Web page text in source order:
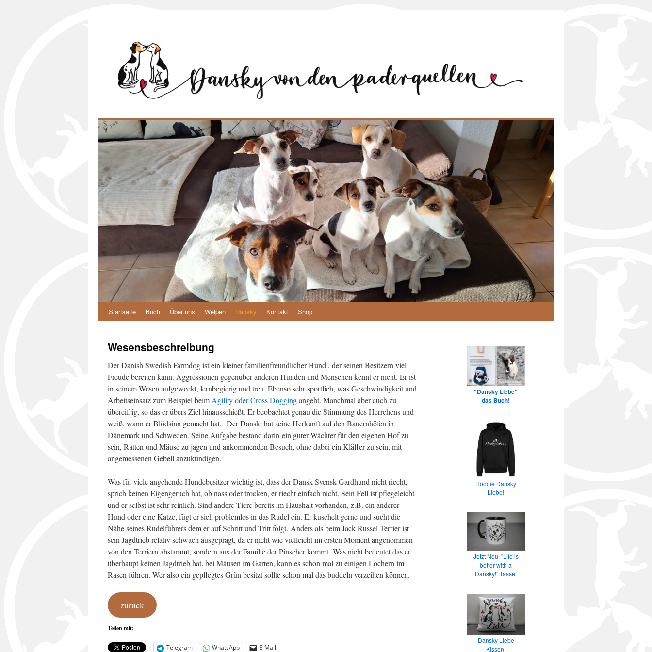
Zum
springen
Startseite Buch Über uns Welpen Dansky Kontakt Shop
Wesensbeschreibung
Der Danish Swedish Farmdog ist ein kleiner familienfreundlicher Hund , der seinen Besitzern viel
Freude bereiten kann. Aggressionen gegenüber anderen Hunden und Menschen kennt er nicht. Er ist
in seinem Wesen aufgeweckt, lernbegierig und treu. Ebenso sehr sportlich, was Geschwindigkeit und
Arbeitseinsatz zum Beispiel beim Agility oder Cross Doggingangeht. Manchmal aber auch zu
übereifrig, so das er übers Ziel hinausschießt. Er beobachtet genau die Stimmung des Herrchens und
weiß, wann er Blödsinn gemacht hat. Der Danski hat seine Herkunft auf den Bauernhöfen in
Dänemark und Schweden. Seine Aufgabe bestand darin ein guter Wächter für den eigenen Hof zu
sein, Ratten und Mäuse zu jagen und ankommenden Besuch, ohne dabei ein Kläffer zu sein, mit
angemessenen Gebell anzukündigen.
Was für viele angehende Hundebesitzer wichtig ist, dass der Dansk Svensk Gardhund nicht riecht,
sprich keinen Eigengeruch hat, ob nass oder trocken, er riecht einfach nicht. Sein Fell ist pflegeleicht
und er selbst ist sehr reinlich. Sind andere Tiere bereits im Haushalt vorhanden, z.B. ein anderer
Hund oder eine Katze, fügt er sich problemlos in das Rudel ein. Er kuschelt gerne und sucht die
Nähe seines Rudelführers dem er auf Schritt und Tritt folgt. Anders als beim Jack Russel Terrier ist
sein Jagdtrieb relativ schwach ausgeprägt, da er nicht wie vielleicht im ersten Moment angenommen
von den Terriern abstammt, sondern aus der Familie der Pinscher kommt. Was nicht bedeutet das er
überhaupt keinen Jagdtrieb hat. bei Mäusen im Garten, kann es schon mal zu einigen Löchern im
Rasen führen. Wer also ein gepflegtes Grün besitzt sollte schon mal das buddeln verzeihen können.
zurück
Teilen mit:
Telegram WhatsApp E-Mail
"Dansky Liebe"
das Buch!
Hoodie Dansky
Liebe!
Jetzt Neu! "Life is
better with a
Dansky!" Tasse!
Dansky Liebe
Kissen!